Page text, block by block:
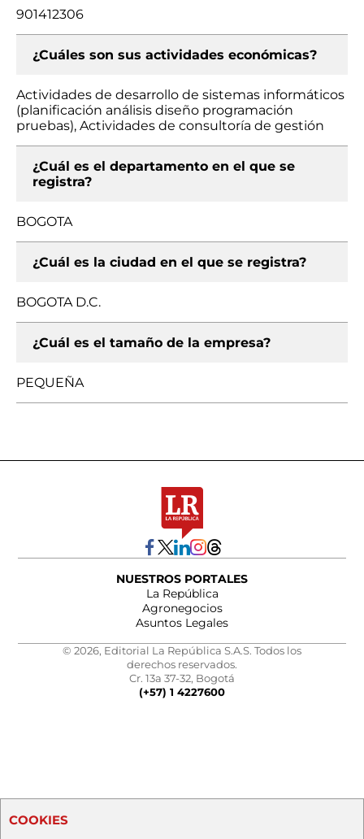
901412306
¿Cuáles son sus actividades económicas?
Actividades de desarrollo de sistemas informáticos
(planificación análisis diseño programación
pruebas), Actividades de consultoría de gestión
¿Cuál es el departamento en el que se
registra?
BOGOTA
¿Cuál es la ciudad en el que se registra?
BOGOTA D.C.
¿Cuál es el tamaño de la empresa?
PEQUEÑA
NUESTROS PORTALES
La República
Agronegocios
Asuntos Legales
© 2026, Editorial La República S.A.S. Todos los
derechos reservados.
Cr. 13a 37-32, Bogotá
(+57) 1 4227600
COOKIES